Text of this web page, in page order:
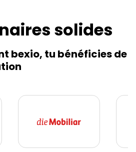
solides
bexio, tu bénéficies de